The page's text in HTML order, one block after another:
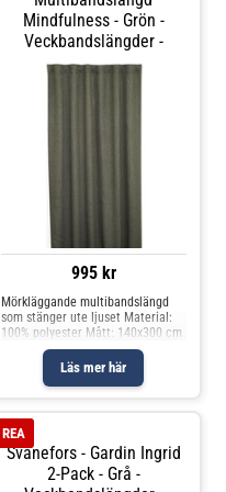
Mindfulness - Grön -
Veckbandslängder -
995 kr
Läs mer här
Mörkläggande multibandslängd
som stänger ute ljuset Material:
100% polyester Mått: 140x300 cm
Svanefors - Gardin Ingrid
2-Pack - Grå -
REA